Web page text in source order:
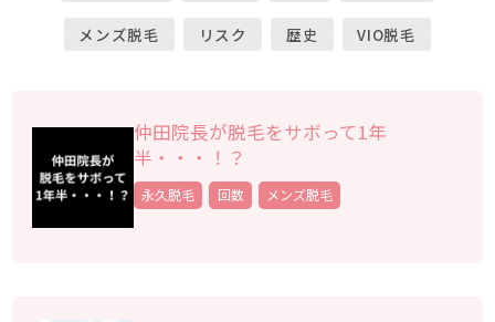
メンズ脱毛 リスク 歴史 VIO脱毛
仲田院長が脱毛をサボって1年
半・・・！？
永久脱毛 回数 メンズ脱毛